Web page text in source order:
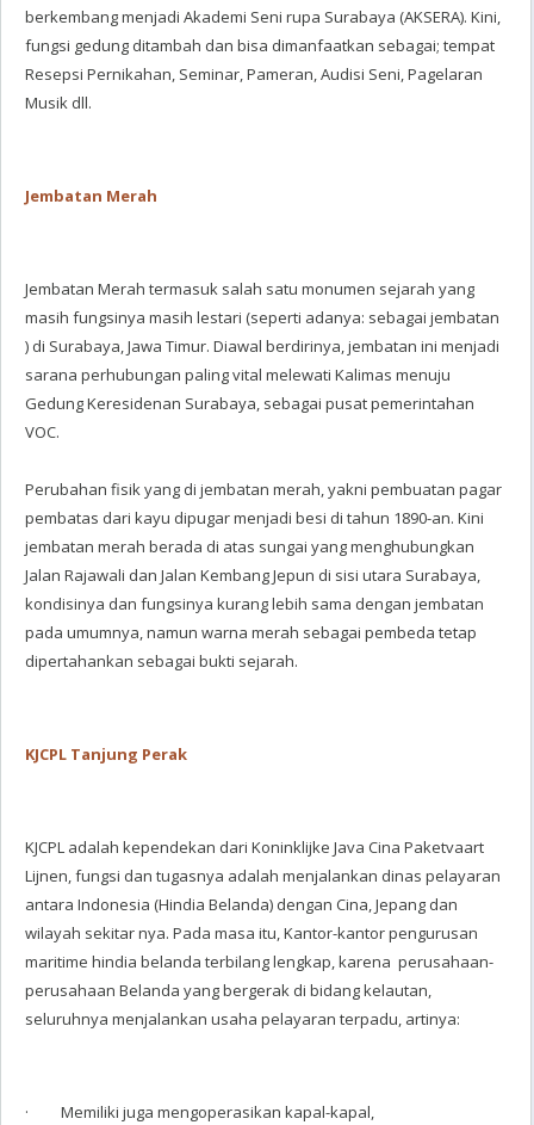
berkembang menjadi Akademi Seni rupa Surabaya (AKSERA). Kini,
fungsi gedung ditambah dan bisa dimanfaatkan sebagai; tempat
Resepsi Pernikahan, Seminar, Pameran, Audisi Seni, Pagelaran
Musik dll.
Jembatan Merah
Jembatan Merah termasuk salah satu monumen sejarah yang
masih fungsinya masih lestari (seperti adanya: sebagai jembatan
) di Surabaya, Jawa Timur. Diawal berdirinya, jembatan ini menjadi
sarana perhubungan paling vital melewati Kalimas menuju
Gedung Keresidenan Surabaya, sebagai pusat pemerintahan
VOC.
Perubahan fisik yang di jembatan merah, yakni pembuatan pagar
pembatas dari kayu dipugar menjadi besi di tahun 1890-an. Kini
jembatan merah berada di atas sungai yang menghubungkan
Jalan Rajawali dan Jalan Kembang Jepun di sisi utara Surabaya,
kondisinya dan fungsinya kurang lebih sama dengan jembatan
pada umumnya, namun warna merah sebagai pembeda tetap
dipertahankan sebagai bukti sejarah.
KJCPL Tanjung Perak
KJCPL adalah kependekan dari Koninklijke Java Cina Paketvaart
Lijnen, fungsi dan tugasnya adalah menjalankan dinas pelayaran
antara Indonesia (Hindia Belanda) dengan Cina, Jepang dan
wilayah sekitar nya. Pada masa itu, Kantor-kantor pengurusan
maritime hindia belanda terbilang lengkap, karena perusahaan-
perusahaan Belanda yang bergerak di bidang kelautan,
seluruhnya menjalankan usaha pelayaran terpadu, artinya:
· Memiliki juga mengoperasikan kapal-kapal,